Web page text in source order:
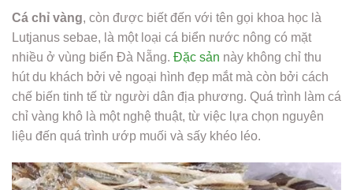
Cá chỉ vàng, còn được biết đến với tên gọi khoa học là
Lutjanus sebae, là một loại cá biển nước nông có mặt
nhiều ở vùng biển Đà Nẵng. Đặc sản này không chỉ thu
hút du khách bởi vẻ ngoại hình đẹp mắt mà còn bởi cách
chế biến tinh tế từ người dân địa phương. Quá trình làm cá
chỉ vàng khô là một nghệ thuật, từ việc lựa chọn nguyên
liệu đến quá trình ướp muối và sấy khéo léo.